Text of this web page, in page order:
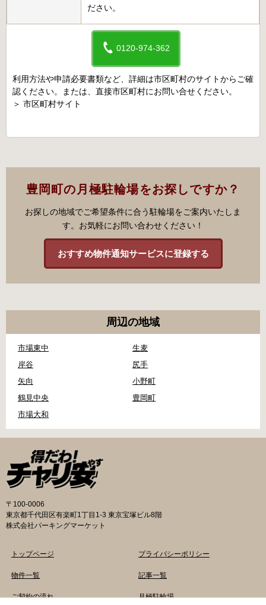
ださい。
0120-974-362
利用方法や申請必要書類など、詳細は市区町村のサイトからご確
認ください。または、直接市区町村にお問い合せください。
＞ 市区町村サイト
豊岡町の月極駐輪場をお探しですか？
お探しの地域でご希望条件に合う駐輪場をご案内いたしま
す。お気軽にお問い合わせください！
おすすめ物件通知サービスに登録する
周辺の地域
市場東中
生麦
岸谷
尻手
矢向
小野町
鶴見中央
豊岡町
市場大和
〒100-0006
東京都千代田区有楽町1丁目1-3 東京宝塚ビル8階
株式会社パーキングマーケット
トップページ
物件一覧
ご契約の流れ
プライバシーポリシー
記事一覧
月極駐輪場